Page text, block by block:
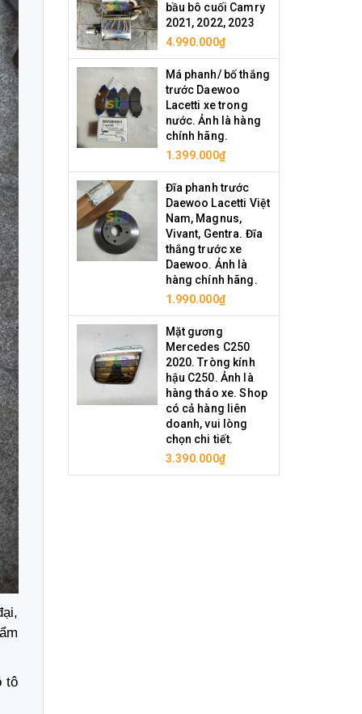
tô
bầu bô cuối Camry
2021, 2022, 2023
4.990.000₫
Má phanh/ bố thắng
trước Daewoo
Lacetti xe trong
nước. Ảnh là hàng
chính hãng.
1.399.000₫
Đĩa phanh trước
Daewoo Lacetti Việt
Nam, Magnus,
Vivant, Gentra. Đĩa
thắng trước xe
Daewoo. Ảnh là
hàng chính hãng.
1.990.000₫
Mặt gương
Mercedes C250
2020. Tròng kính
hậu C250. Ảnh là
hàng tháo xe. Shop
có cả hàng liên
doanh, vui lòng
chọn chi tiết.
3.390.000₫